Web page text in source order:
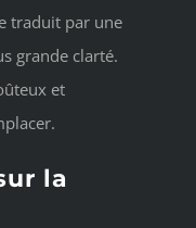
traduit par une
grande clarté.
et
la